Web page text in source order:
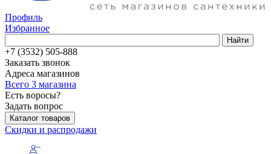
Профиль
Избранное
Найти
+7 (3532) 505-888
Заказать звонок
Адреса магазинов
Всего 3 магазина
Есть воросы?
Задать вопрос
Каталог товаров
Скидки и распродажи